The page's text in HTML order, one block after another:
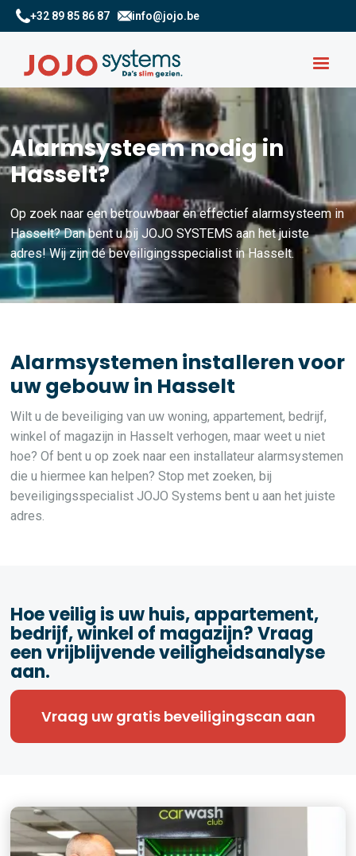
+32 89 85 86 87 info@jojo.be
Alarmsysteem nodig in
Hasselt?
Op zoek naar een betrouwbaar en effectief alarmsysteem in
Hasselt? Dan bent u bij JOJO SYSTEMS aan het juiste
adres! Wij zijn dé beveiligingsspecialist in Hasselt.
Alarmsystemen installeren voor
uw gebouw in Hasselt
Wilt u de beveiliging van uw woning, appartement, bedrijf,
winkel of magazijn in Hasselt verhogen, maar weet u niet
hoe? Of bent u op zoek naar een installateur alarmsystemen
die u hiermee kan helpen? Stop met zoeken, bij
beveiligingsspecialist JOJO Systems bent u aan het juiste
adres.
Hoe veilig is uw huis, appartement,
bedrijf, winkel of magazijn? Vraag
een vrijblijvende veiligheidsanalyse
aan.
Vraag uw gratis beveiligingscan aan